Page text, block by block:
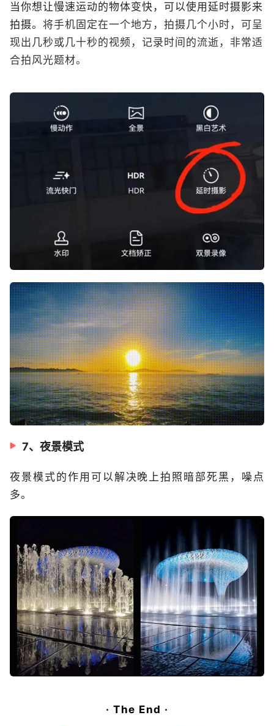
当你想让慢速运动的物体变快，可以使用延时摄影来
拍摄。 将手机固定在一个地方，拍摄几个小时，可呈
现出几秒或几十秒的视频，记录时间的流逝，非常适
合拍风光题材。
7、夜景模式
夜景模式的作用可以解决晚上拍照暗部死黑，噪点
多。
· The End ·